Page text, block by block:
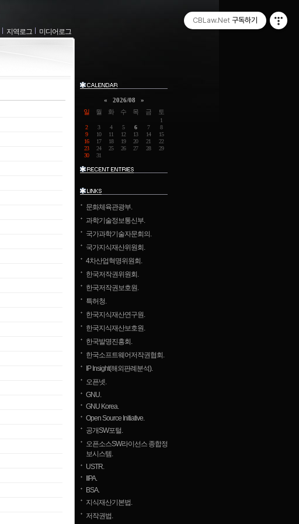
지역로그 미디어로그
« 2026/08
»
일
월 화 수 목 금 토
1
2
3 4 5 6 7
8
9
10 11 12 13 14
15
16
17 18 19 20 21
22
23
24 25 26 27 28
29
30
31
문화체육관광부.
과학기술정보통신부.
국가과학기술자문회의.
국가지식재산위원회.
4차산업혁명위원회.
한국저작권위원회.
한국저작권보호원.
특허청.
한국지식재산연구원.
한국지식재산보호원.
한국발명진흥회.
한국소프트웨어저작권협회.
IP Insight(해외판례분석).
오픈넷.
GNU.
GNU Korea.
Open Source Initiative.
공개SW포털.
오픈소스SW라이선스 종합정
보시스템.
USTR.
IIPA.
BSA.
지식재산기본법.
저작권법.
CBLaw.Net 구독하기